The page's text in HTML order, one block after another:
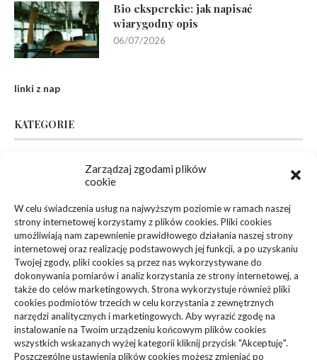
Zarządzaj zgodami plików
cookie
W celu świadczenia usług na najwyższym poziomie w ramach naszej
strony internetowej korzystamy z plików cookies. Pliki cookies
umożliwiają nam zapewnienie prawidłowego działania naszej strony
internetowej oraz realizację podstawowych jej funkcji, a po uzyskaniu
Twojej zgody, pliki cookies są przez nas wykorzystywane do
dokonywania pomiarów i analiz korzystania ze strony internetowej, a
także do celów marketingowych. Strona wykorzystuje również pliki
cookies podmiotów trzecich w celu korzystania z zewnętrznych
narzędzi analitycznych i marketingowych. Aby wyrazić zgodę na
instalowanie na Twoim urządzeniu końcowym plików cookies
wszystkich wskazanych wyżej kategorii kliknij przycisk "Akceptuję".
Poszczególne ustawienia plików cookies możesz zmieniać po
Bio eksperckie: jak napisać
wiarygodny opis
06/07/2026
linki z nap
KATEGORIE
(94)
Dom, Ogród
Zdrowie, Medycyna
Edukacja, Rozrywka (36)
Sport, Turystyka
Budownictwo, Przemysł